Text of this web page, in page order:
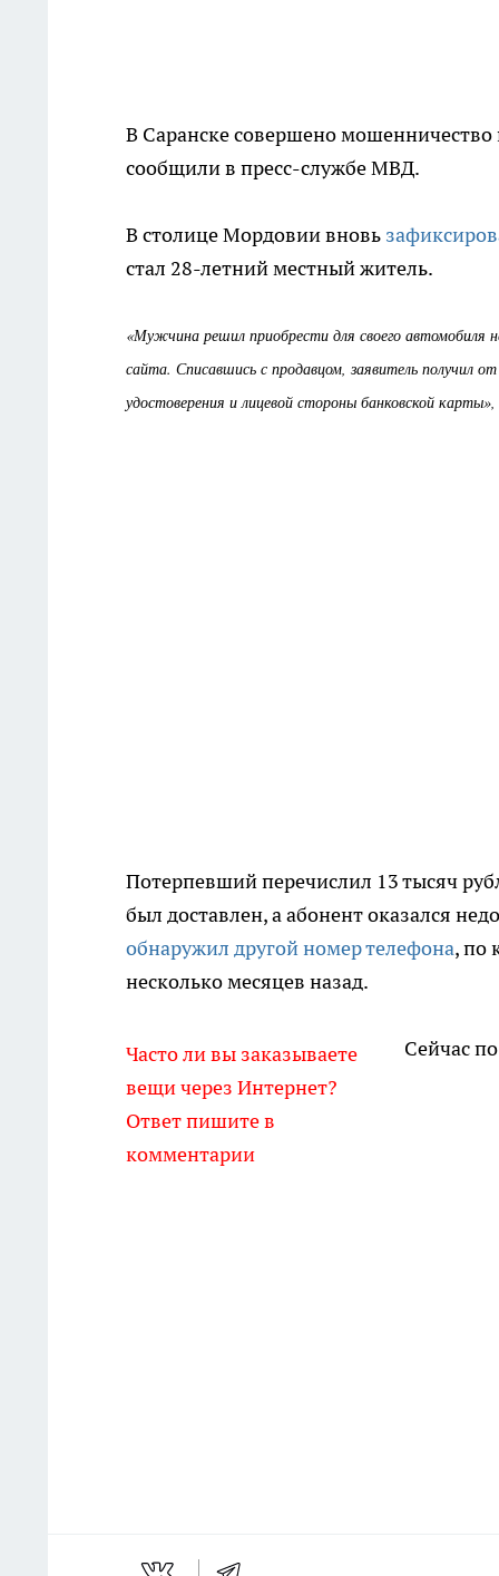
В Саранске совершено
сообщили в пресс-службе МВД.
В столице Мордовии вновь
стал 28-летний местный житель.
«Мужчина решил приобрести для своего автомобиля
сайта. Списавшись с продавцом, заявитель получил
удостоверения и лицевой стороны банковской
Потерпевший перечислил 13 тысяч
был доставлен, а абонент оказался
обнаружил другой номер телефона, по
несколько месяцев назад.
Часто ли вы заказываете
вещи через Интернет?
Ответ пишите в
комментарии
Сейчас